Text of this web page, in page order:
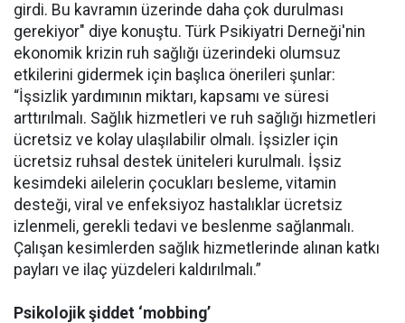
girdi. Bu kavramın üzerinde daha çok durulması
gerekiyor" diye konuştu. Türk Psikiyatri Derneği'nin
ekonomik krizin ruh sağlığı üzerindeki olumsuz
etkilerini gidermek için başlıca önerileri şunlar:
“İşsizlik yardımının miktarı, kapsamı ve süresi
arttırılmalı. Sağlık hizmetleri ve ruh sağlığı hizmetleri
ücretsiz ve kolay ulaşılabilir olmalı. İşsizler için
ücretsiz ruhsal destek üniteleri kurulmalı. İşsiz
kesimdeki ailelerin çocukları besleme, vitamin
desteği, viral ve enfeksiyoz hastalıklar ücretsiz
izlenmeli, gerekli tedavi ve beslenme sağlanmalı.
Çalışan kesimlerden sağlık hizmetlerinde alınan katkı
payları ve ilaç yüzdeleri kaldırılmalı.”
Psikolojik şiddet ‘mobbing’